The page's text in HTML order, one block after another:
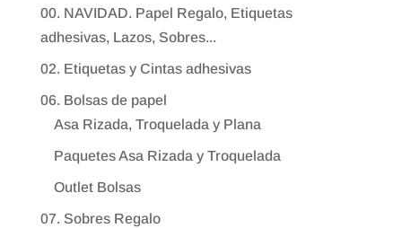
00. NAVIDAD. Papel Regalo, Etiquetas
adhesivas, Lazos, Sobres...
02. Etiquetas y Cintas adhesivas
06. Bolsas de papel
Asa Rizada, Troquelada y Plana
Paquetes Asa Rizada y Troquelada
Outlet Bolsas
07. Sobres Regalo